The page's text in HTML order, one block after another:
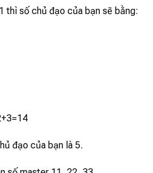
thì số chủ đạo của bạn sẽ bằng:
đạo của bạn là 5.